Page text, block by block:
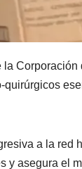
la
a la red
y asegura el